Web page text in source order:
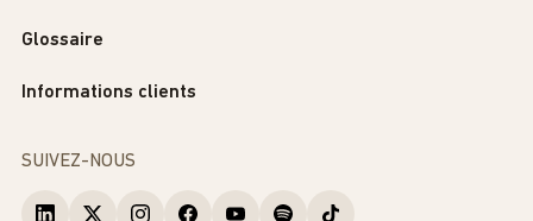
Glossaire
Informations clients
SUIVEZ-NOUS